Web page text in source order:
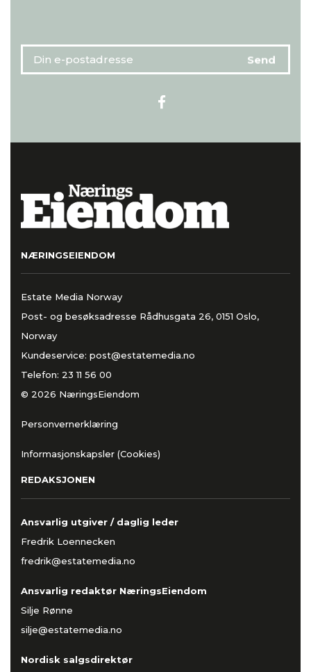
NÆRINGSEIENDOM
Estate Media Norway
Post- og besøksadresse Rådhusgata 26, 0151 Oslo,
Norway
Kundeservice: post@estatemedia.no
Telefon: 23 11 56 00
© 2026 NæringsEiendom
Personvernerklæring
Informasjonskapsler (Cookies)
REDAKSJONEN
Ansvarlig utgiver / daglig leder
Fredrik Loennecken
fredrik@estatemedia.no
Ansvarlig redaktør NæringsEiendom
Silje Rønne
silje@estatemedia.no
Nordisk salgsdirektør